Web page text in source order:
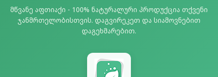
მწვანე აფთიაქი - 100% ნატურალური პროდუქცია თქვენი
ჯანმრთელობისთვის. დაგვირეკეთ და სიამოვნებით
დაგეხმარებით.